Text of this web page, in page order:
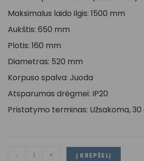
Maksimalus laido ilgis: 1500 mm
Aukštis: 650 mm
Plotis: 160 mm
Diametras: 520 mm
Korpuso spalva: Juoda
Atsparumas drėgmei: IP20
Pristatymo terminas: Užsakoma, 30
- + Į KREPŠELĮ